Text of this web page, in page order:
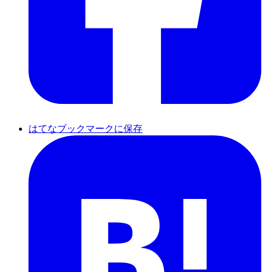
はてなブックマークに保存